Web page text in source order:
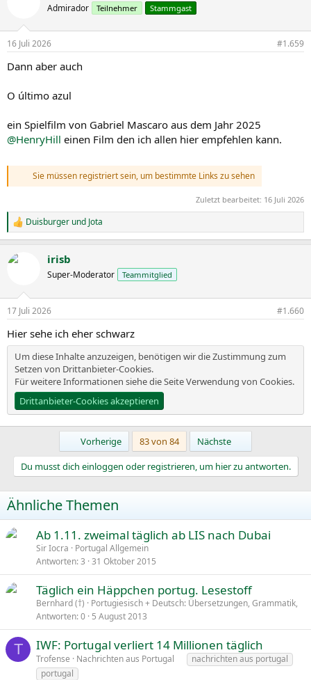
n
:
Admirador Teilnehmer Stammgast
16 Juli 2026 #1.659
Dann aber auch
O último azul
ein Spielfilm von Gabriel Mascaro aus dem Jahr 2025
@HenryHill einen Film den ich allen hier empfehlen kann.
Sie müssen registriert sein, um bestimmte Links zu sehen
Zuletzt bearbeitet: 16 Juli 2026
R
e
k
e
:
Duisburger und Jota
irisb
Super-Moderator Teammitglied
17 Juli 2026 #1.660
Hier sehe ich eher schwarz
Um diese Inhalte anzuzeigen, benötigen wir die Zustimmung zum
Setzen von Drittanbieter-Cookies.
Für weitere Informationen siehe die SeiteVerwendung von Cookies.
Drittanbieter-Cookies akzeptieren
Vorherige 83 von 84 Nächste
Du musst dich einloggen oder registrieren, um hier zu antworten.
Ähnliche Themen
Ab 1.11. zweimal täglich ab LIS nach Dubai
Sir Iocra
Portugal Allgemein
Antworten 3 31 Oktober 2015
Täglich ein Häppchen portug. Lesestoff
Bernhard (†)
Portugiesisch + Deutsch: Übersetzungen, Grammatik,
Antworten 0 5 August 2013
T IWF: Portugal verliert 14 Millionen täglich
Trofense Nachrichten aus Portugal
nachrichten aus portugal
portugal